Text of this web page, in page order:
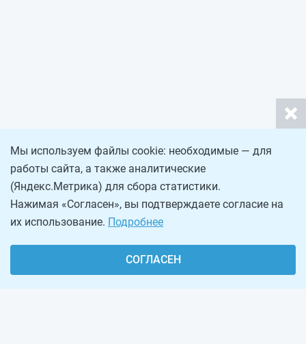
Мы используем файлы cookie: необходимые — для
работы сайта, а также аналитические
(Яндекс.Метрика) для сбора статистики.
Нажимая «Согласен», вы подтверждаете согласие на
их использование. Подробнее
СОГЛАСЕН